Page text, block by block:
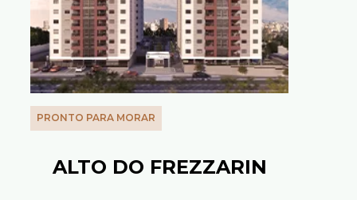
PRONTO PARA MORAR
ALTO DO FREZZARIN